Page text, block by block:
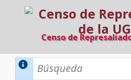
Censo de
Inicio